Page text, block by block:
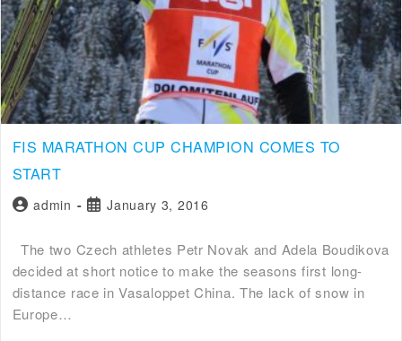
FIS MARATHON CUP CHAMPION COMES TO
START
admin January 3, 2016
The two Czech athletes Petr Novak and Adela Boudikova
decided at short notice to make the seasons first long-
distance race in Vasaloppet China. The lack of snow in
Europe…